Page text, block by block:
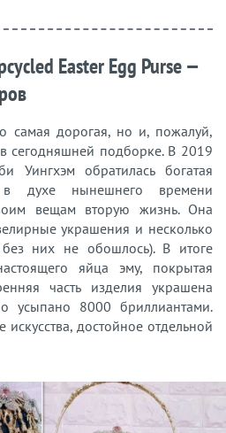
Easter Egg Purse —
самая дорогая, но и, пожалуй,
сегодняшней подборке. В 2019
Уингхэм обратилась богатая
в духе нынешнего времени
вещам вторую жизнь. Она
украшения и несколько
них не обошлось). В итоге
яйца эму, покрытая
часть изделия украшена
усыпано 8000 бриллиантами.
достойное отдельной